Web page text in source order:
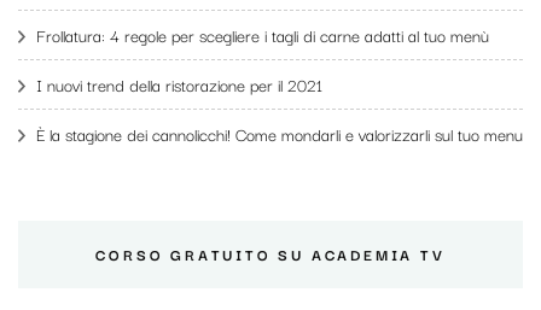
Frollatura: 4 regole per scegliere i tagli di carne adatti al tuo menù
I nuovi trend della ristorazione per il 2021
È la stagione dei cannolicchi! Come mondarli e valorizzarli sul tuo menu
CORSO GRATUITO SU ACADEMIA TV